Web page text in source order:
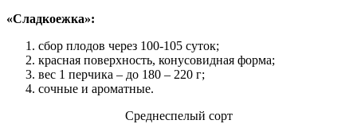
«Сладкоежка»:
сбор плодов через 100-105 суток;
красная поверхность, конусовидная форма;
вес 1 перчика – до 180 – 220 г;
сочные и ароматные.
Среднеспелый сорт